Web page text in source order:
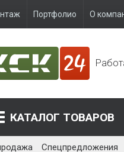
Портфолио О
КАТАЛОГ ТОВАРОВ
Спецпредложения